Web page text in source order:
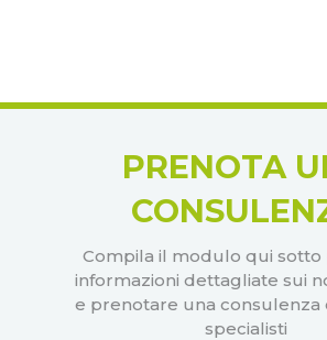
PRENOTA
Compila il modulo qui sotto
informazioni dettagliate sui
e prenotare una consulenza
specialisti